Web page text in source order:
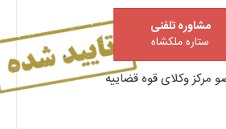
مشاوره تلفنی
ستاره ملکشاه
مرکز وکلای قوه قضاییه